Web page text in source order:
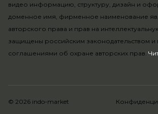
видео информацию, структуру, дизайн и
доменное имя, фирменное наименование
авторского права и прав на
защищены российским законодательством
соглашениями об охране авторских прав.
© 2026 indo-market